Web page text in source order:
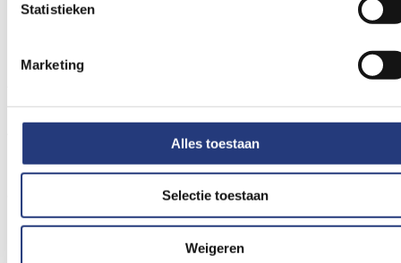
Statistieken
Marketing
Alles toestaan
Selectie toestaan
Weigeren
Afspraak en bezoek
Afspraak maken
Bel het afsprakenbureau voor het maken van een
Afsprakenbureau: 0341 – 46 38 90(opent in nieuw tabblad)